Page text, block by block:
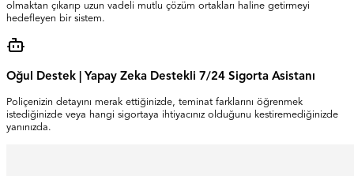
olmaktan çıkarıp uzun vadeli mutlu çözüm ortakları haline getirmeyi
hedefleyen bir sistem.
Oğul Destek | Yapay Zeka Destekli 7/24 Sigorta Asistanı
Poliçenizin detayını merak ettiğinizde, teminat farklarını öğrenmek
istediğinizde veya hangi sigortaya ihtiyacınız olduğunu kestiremediğinizde
yanınızda.